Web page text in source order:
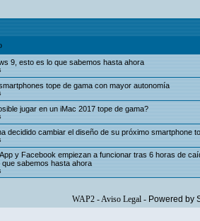
9, esto es lo que sabemos hasta ahora
tope de gama con mayor autonomía
jugar en un iMac 2017 tope de gama?
decidido cambiar el diseño de su próximo smartphone
y Facebook empiezan a funcionar tras 6 horas de
que sabemos hasta ahora
WAP2-Aviso Legal- Powered by